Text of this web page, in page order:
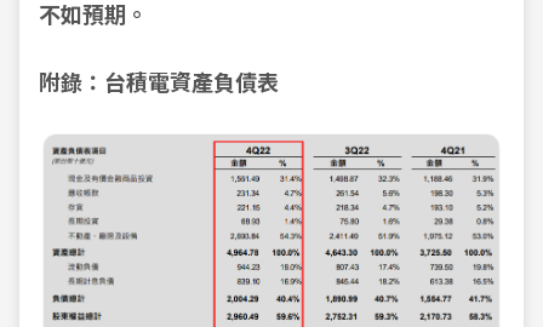
不如預期。
附錄：台積電資產負債表